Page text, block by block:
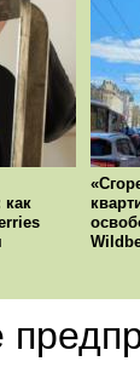
как